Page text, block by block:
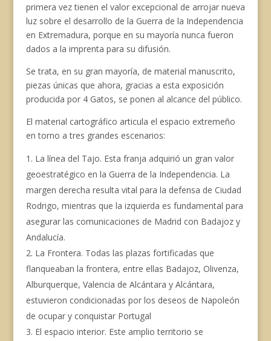
primera vez tienen el valor excepcional de arrojar nueva
luz sobre el desarrollo de la Guerra de la Independencia
en Extremadura, porque en su mayoría nunca fueron
dados a la imprenta para su difusión.
Se trata, en su gran mayoría, de material manuscrito,
piezas únicas que ahora, gracias a esta exposición
producida por 4 Gatos, se ponen al alcance del público.
El material cartográfico articula el espacio extremeño
en torno a tres grandes escenarios:
La línea del Tajo. Esta franja adquirió un gran valor
geoestratégico en la Guerra de la Independencia. La
margen derecha resulta vital para la defensa de Ciudad
Rodrigo, mientras que la izquierda es fundamental para
asegurar las comunicaciones de Madrid con Badajoz y
Andalucía.
La Frontera. Todas las plazas fortificadas que
flanqueaban la frontera, entre ellas Badajoz, Olivenza,
Alburquerque, Valencia de Alcántara y Alcántara,
estuvieron condicionadas por los deseos de Napoleón
de ocupar y conquistar Portugal
El espacio interior. Este amplio territorio se